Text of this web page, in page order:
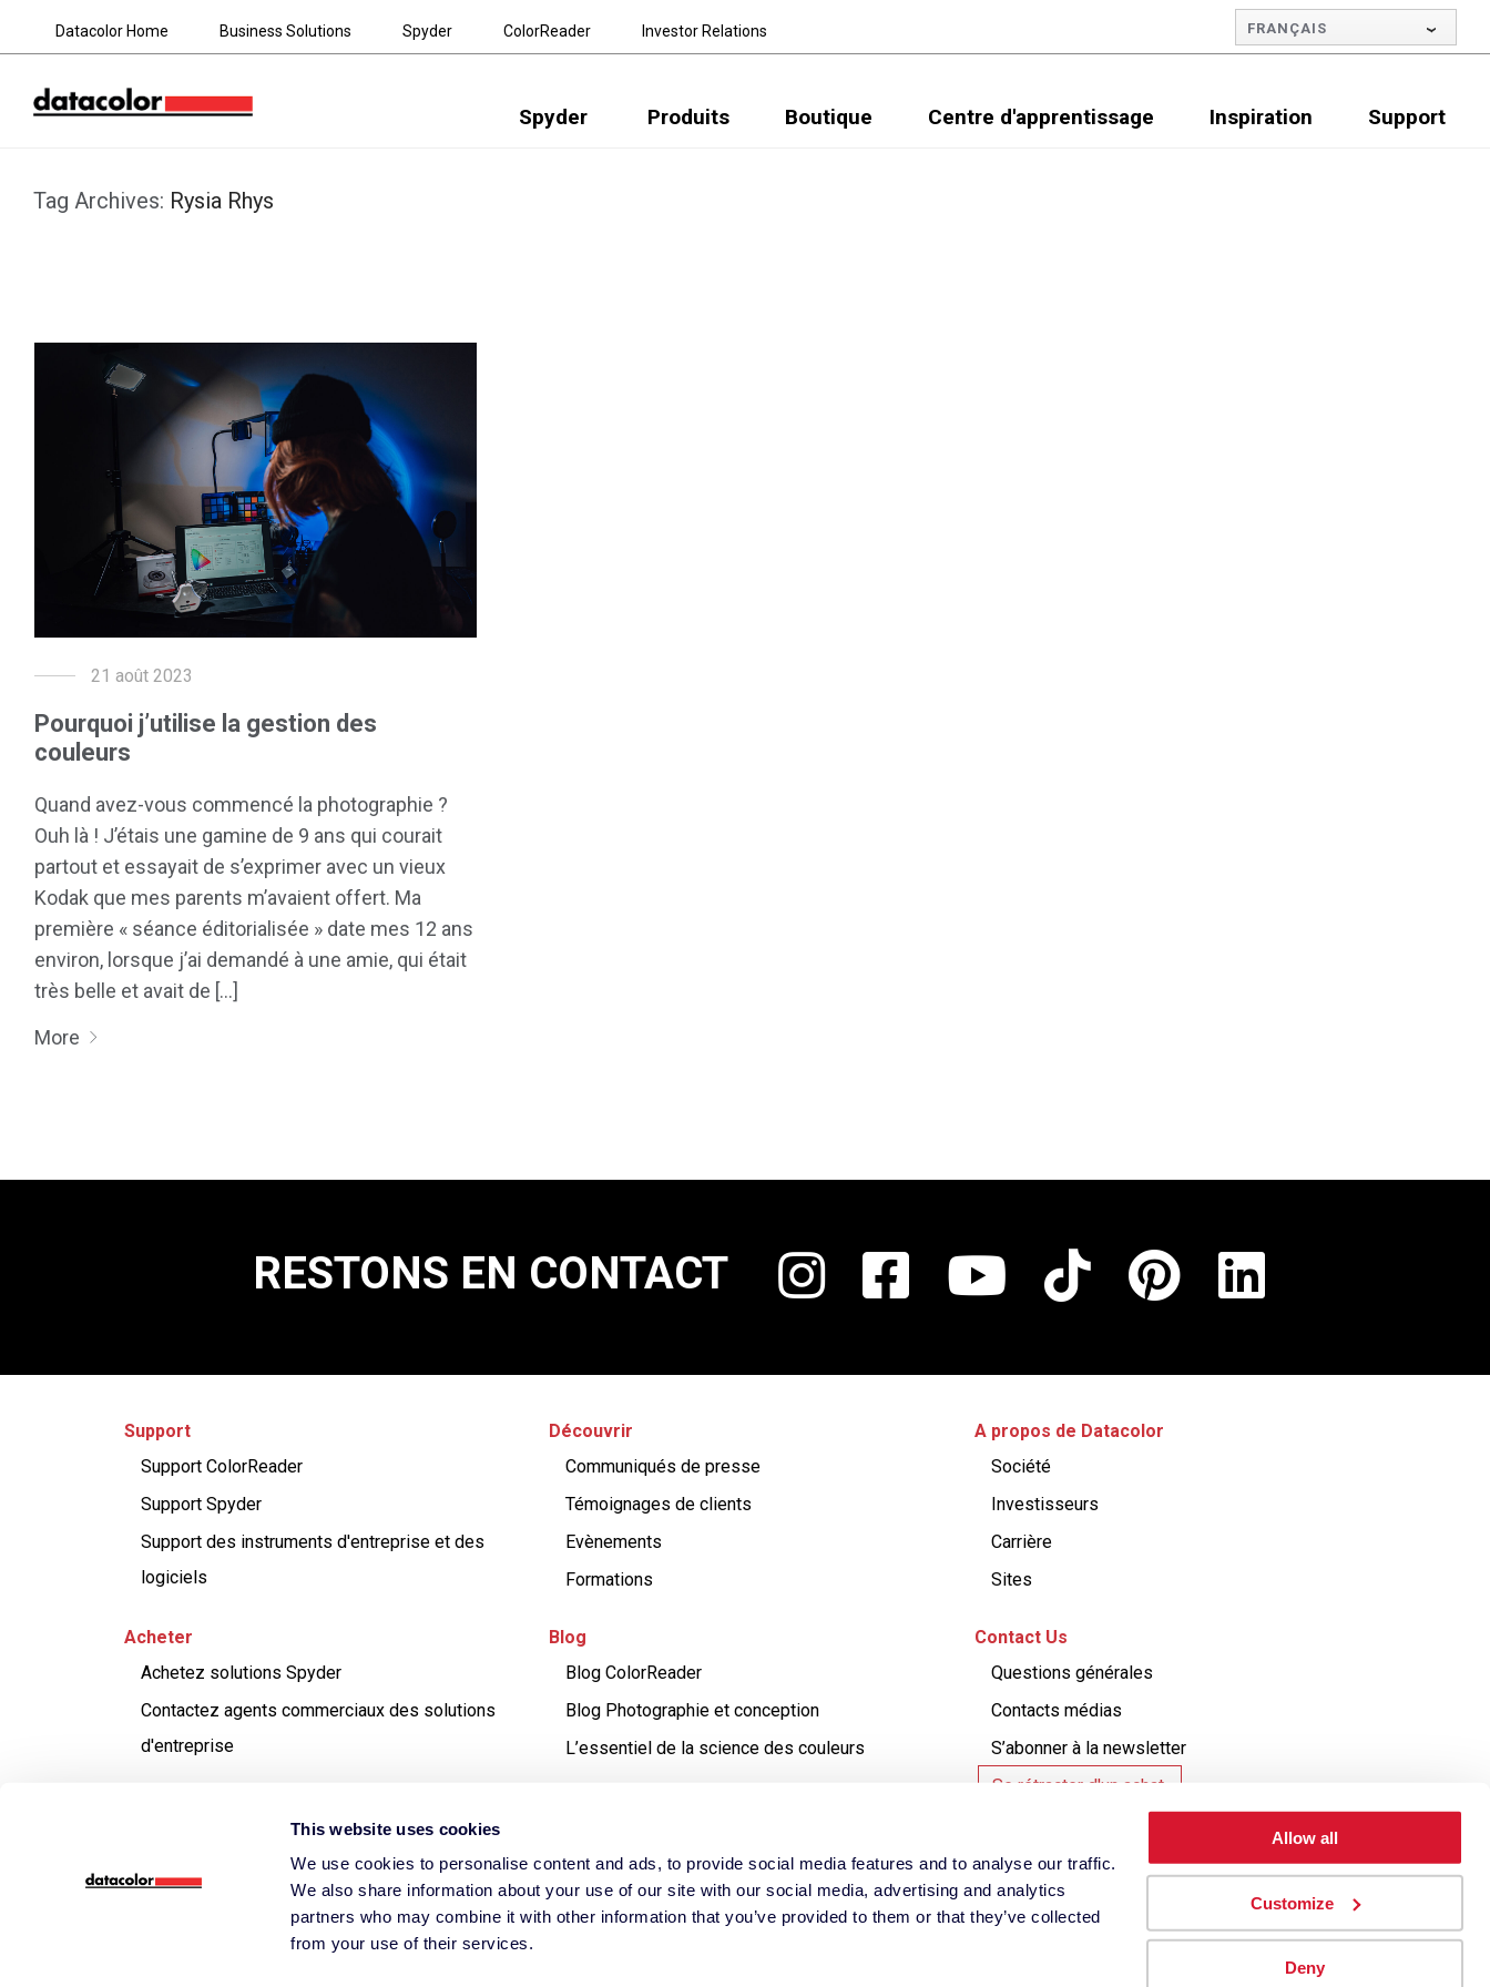
This website uses cookies
We use cookies to personalise content and ads, to provide social media features and to analyse our traffic.
We also share information about your use of our site with our social media, advertising and analytics
partners who may combine it with other information that you’ve provided to them or that they’ve collected
from your use of their services.
Allow all
Customize
Deny
Datacolor Home Business Solutions Spyder ColorReader Investor Relations FRANÇAIS
Spyder Produits Boutique Centre d'apprentissage Inspiration Support
Tag Archives: Rysia Rhys
21 août 2023
Pourquoi j’utilise la gestion des
couleurs
Quand avez-vous commencé la photographie ?
Ouh là ! J’étais une gamine de 9 ans qui courait
partout et essayait de s’exprimer avec un vieux
Kodak que mes parents m’avaient offert. Ma
première « séance éditorialisée » date mes 12 ans
environ, lorsque j’ai demandé à une amie, qui était
très belle et avait de [...]
More
RESTONS EN CONTACT
Support
Support ColorReader
Support Spyder
Support des instruments d'entreprise et des
logiciels
Acheter
Achetez solutions Spyder
Contactez agents commerciaux des solutions
d'entreprise
Découvrir
Communiqués de presse
Témoignages de clients
Evènements
Formations
Blog
Blog ColorReader
Blog Photographie et conception
L’essentiel de la science des couleurs
A propos de Datacolor
Société
Investisseurs
Carrière
Sites
Contact Us
Questions générales
Contacts médias
S’abonner à la newsletter
Se rétracter d'un achat
DatacolorCompany Site Datacolor Business Solutions DatacolorColorReader
Informations légales Modalités et conditions Politique en matière de cookies Paramètres des cookies
© 2026 Datacolor All Rights Reserved.